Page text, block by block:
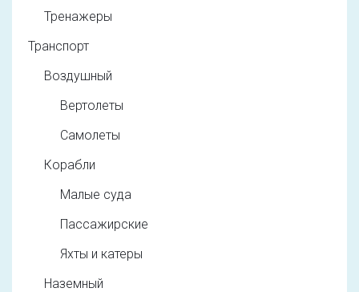
Тренажеры
Транспорт
Воздушный
Вертолеты
Самолеты
Корабли
Малые суда
Пассажирские
Яхты и катеры
Наземный